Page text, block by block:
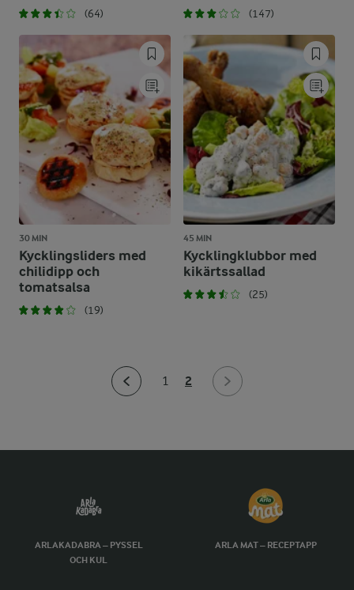
(64) (147)
30 MIN
Kycklingsliders med
chilidipp och
tomatsalsa
(19)
45 MIN
Kycklingklubbor med
kikärtssallad
(25)
1 2
ARLAKADABRA – PYSSEL
OCH KUL
ARLA MAT – RECEPTAPP